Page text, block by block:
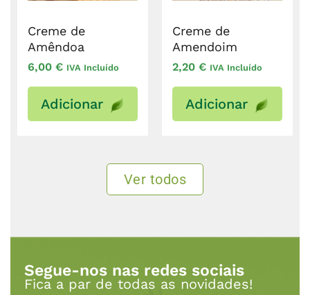
Creme de
Amêndoa
6,00 € IVA Incluído
Adicionar
Creme de
Amendoim
2,20 € IVA Incluído
Adicionar
Ver todos
Segue-nos nas redes sociais
Fica a par de todas as novidades!